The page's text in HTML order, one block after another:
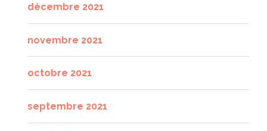
décembre 2021
novembre 2021
octobre 2021
septembre 2021